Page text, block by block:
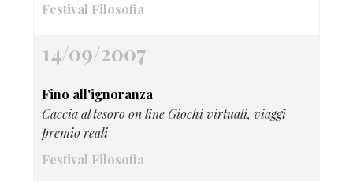
Festival Filosofia
14/09/2007
Fino all'ignoranza
Caccia al tesoro on line Giochi virtuali, viaggi
premio reali
Festival Filosofia